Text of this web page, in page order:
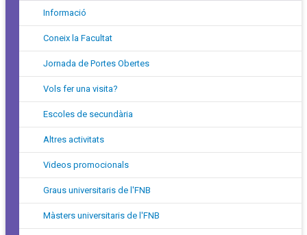
Informació
Coneix la Facultat
Jornada de Portes Obertes
Vols fer una visita?
Escoles de secundària
Altres activitats
Videos promocionals
Graus universitaris de l'FNB
Màsters universitaris de l'FNB